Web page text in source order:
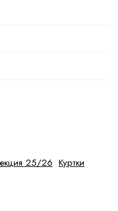
25/26 Куртки